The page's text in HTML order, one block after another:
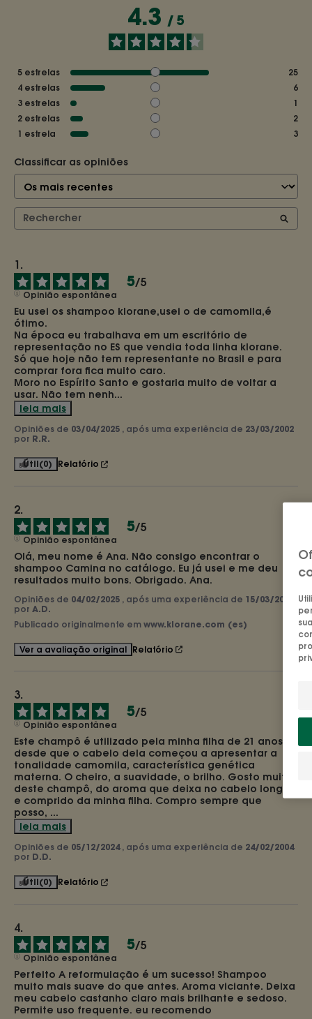
4.3 / 5
5 estrelas
25
4 estrelas
6
3 estrelas
1
2 estrelas
2
1 estrela 3
Classificar as opiniões
5/5
Opinião espontânea
Eu usei os shampoo klorane,usei o de camomila,é
ótimo.
Na época eu trabalhava em um escritório de
representação no ES que vendia toda linha klorane.
Só que hoje não tem representante no Brasil e para
comprar fora fica muito caro.
Moro no Espírito Santo e gostaria muito de voltar a
usar. Não tem nenh...
leia mais
Opiniões de 03/04/2025 , após uma experiência de 23/03/2002
por R.R.
Útil(0) Relatório
5/5
Opinião espontânea
Olá, meu nome é Ana. Não consigo encontrar o
shampoo Camina no catálogo. Eu já usei e me deu
resultados muito bons. Obrigado. Ana.
Opiniões de 04/02/2025 , após uma experiência de 15/03/2024
por A.D.
Publicado originalmente em www.klorane.com (es)
Ver a avaliação original Relatório
5/5
Opinião espontânea
Este champô é utilizado pela minha filha de 21 anos,
desde que o cabelo dela começou a apresentar a
tonalidade camomila, característica genética
materna. O cheiro, a suavidade, o brilho. Gosto muito
deste champô, do aroma que deixa no cabelo longo
e comprido da minha filha. Compro sempre que
posso, ...
leia mais
Opiniões de 05/12/2024 , após uma experiência de 24/02/2004
por D.D.
Útil(0) Relatório
5/5
Opinião espontânea
Perfeito A reformulação é um sucesso! Shampoo
muito mais suave do que antes. Aroma viciante. Deixa
meu cabelo castanho claro mais brilhante e sedoso.
Permite uso frequente. eu recomendo